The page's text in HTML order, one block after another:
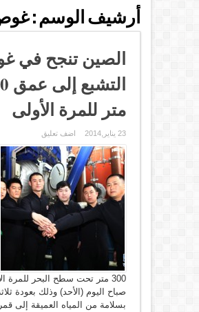
أرشيف الوسم :
الصين تنجح في
متر للمرة الأولى
23 يناير,2014 اضف تعليق
300 متر تحت سطح البحر للمرة
صباح اليوم (الأحد) وذلك بعودة
بسلامة من المياه العميقة إلى